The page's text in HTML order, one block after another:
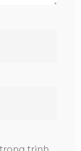
trình